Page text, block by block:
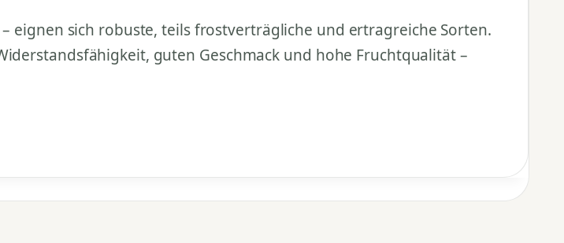
eignen sich robuste, teils frostverträgliche und ertragreiche Sorten.
guten Geschmack und hohe Fruchtqualität –